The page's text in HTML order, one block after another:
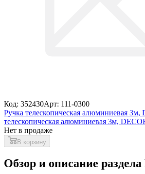
Код: 352430Арт: 111-0300
Ручка телескопическая алюминиевая 3м,
телескопическая алюминиевая 3м,
Нет в продаже
В корзину
Обзор и описание